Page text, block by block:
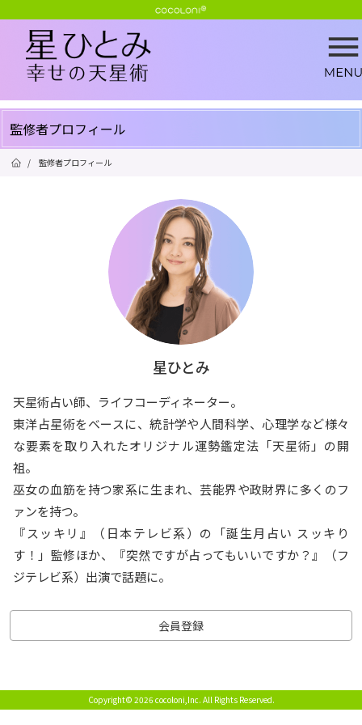
監修者プロフィール
/ 監修者プロフィール
星ひとみ
天星術占い師、ライフコーディネーター。
東洋占星術をベースに、統計学や人間科学、心理学など様々
な要素を取り入れたオリジナル運勢鑑定法「天星術」の開
祖。
巫女の血筋を持つ家系に生まれ、芸能界や政財界に多くのフ
ァンを持つ。
『スッキリ』（日本テレビ系）の「誕生月占い スッキり
す！」監修ほか、『突然ですが占ってもいいですか？』（フ
ジテレビ系）出演で話題に。
会員登録
Copyright© 2026 cocoloni,Inc. All Rights Reserved.